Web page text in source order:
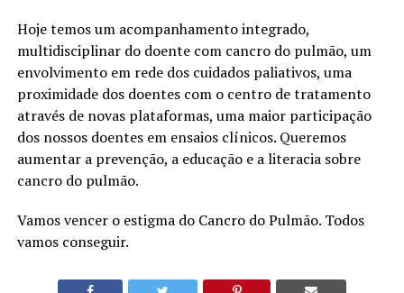
Hoje temos um acompanhamento integrado,
multidisciplinar do doente com cancro do pulmão, um
envolvimento em rede dos cuidados paliativos, uma
proximidade dos doentes com o centro de tratamento
através de novas plataformas, uma maior participação
dos nossos doentes em ensaios clínicos. Queremos
aumentar a prevenção, a educação e a literacia sobre
cancro do pulmão.
Vamos vencer o estigma do Cancro do Pulmão. Todos
vamos conseguir.